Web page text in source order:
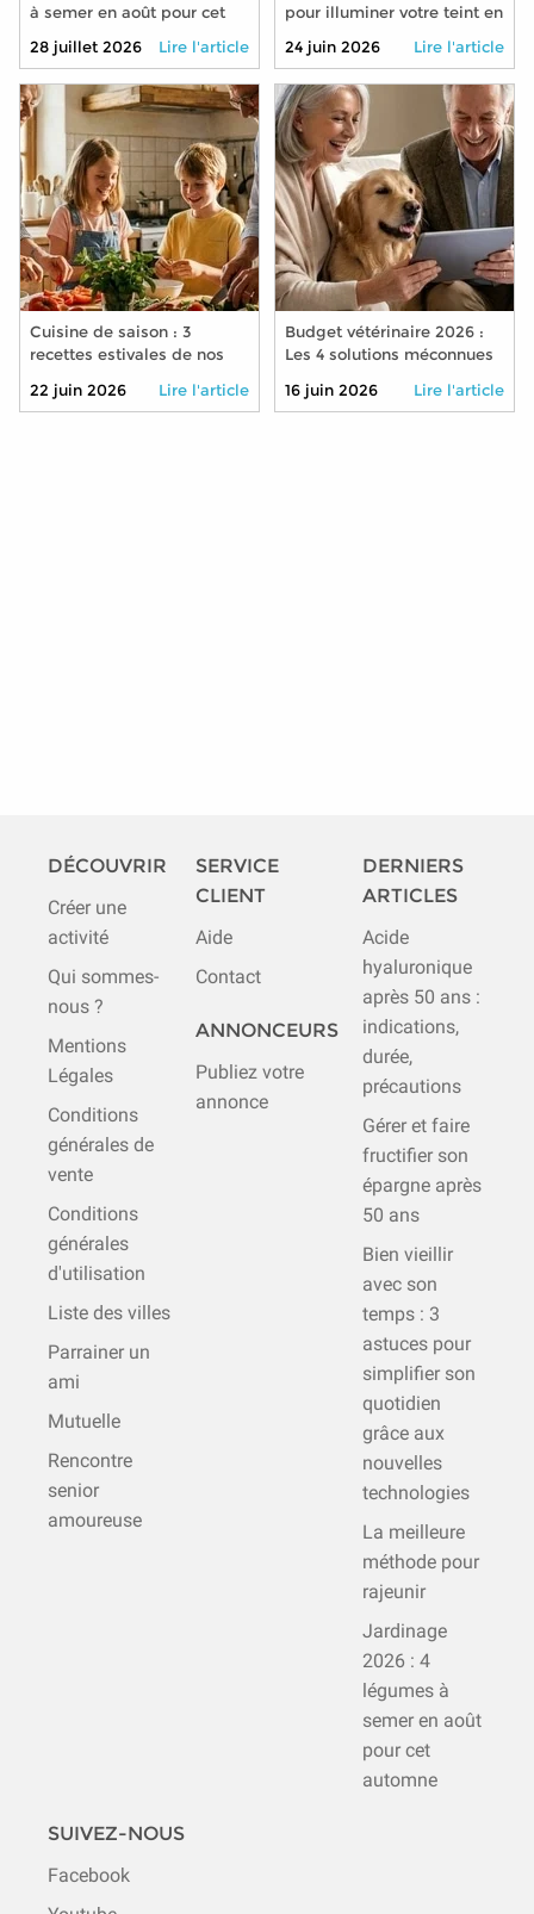
à semer en août pour cet
28 juillet 2026 Lire l'article
pour illuminer votre teint en
24 juin 2026 Lire l'article
Cuisine de saison : 3
recettes estivales de nos
transmettre à vos petits-
22 juin 2026 Lire l'article
Budget vétérinaire 2026 :
Les 4 solutions méconnues
moindre coût
16 juin 2026 Lire l'article
DÉCOUVRIR
Créer une
activité
Qui sommes-
nous ?
Mentions
Légales
Conditions
générales de
vente
Conditions
générales
d'utilisation
Liste des villes
Parrainer un
ami
Mutuelle
Rencontre
senior
amoureuse
SERVICE
CLIENT
Aide
Contact
ANNONCEURS
Publiez votre
annonce
DERNIERS
ARTICLES
Acide
hyaluronique
après 50 ans :
indications,
durée,
précautions
Gérer et faire
fructifier son
épargne après
50 ans
Bien vieillir
avec son
temps : 3
astuces pour
simplifier son
quotidien
grâce aux
nouvelles
technologies
La meilleure
méthode pour
rajeunir
Jardinage
2026 : 4
légumes à
semer en août
pour cet
automne
SUIVEZ-NOUS
Facebook